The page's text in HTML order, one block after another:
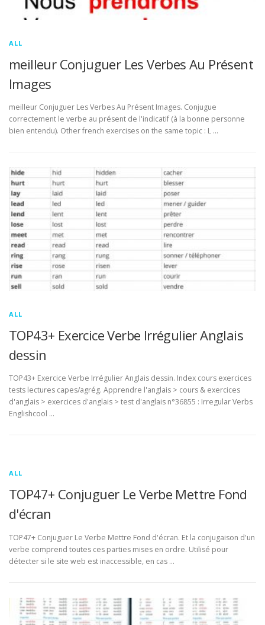
ALL
meilleur Conjuguer Les Verbes Au Présent
Images
meilleur Conjuguer Les Verbes Au Présent Images. Conjugue
correctement le verbe au présent de l'indicatif (à la bonne personne
bien entendu). Other french exercises on the same topic : L …
ALL
TOP43+ Exercice Verbe Irrégulier Anglais
dessin
TOP43+ Exercice Verbe Irrégulier Anglais dessin. Index cours exercices
tests lectures capes/agrég. Apprendre l'anglais > cours & exercices
d'anglais > exercices d'anglais > test d'anglais n°36855 : Irregular Verbs
Englishcool …
ALL
TOP47+ Conjuguer Le Verbe Mettre Fond
d'écran
TOP47+ Conjuguer Le Verbe Mettre Fond d'écran. Et la conjugaison d'un
verbe comprend toutes ces parties mises en ordre. Utilisé pour
détecter si le site web est inaccessible, en cas …